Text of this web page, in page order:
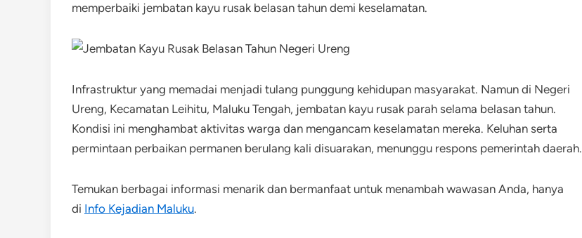
memperbaiki jembatan kayu rusak belasan tahun demi keselamatan.
Infrastruktur yang memadai menjadi tulang punggung kehidupan masyarakat. Namun di Negeri
Ureng, Kecamatan Leihitu, Maluku Tengah, jembatan kayu rusak parah selama belasan tahun.
Kondisi ini menghambat aktivitas warga dan mengancam keselamatan mereka. Keluhan serta
permintaan perbaikan permanen berulang kali disuarakan, menunggu respons pemerintah daerah.
Temukan berbagai informasi menarik dan bermanfaat untuk menambah wawasan Anda, hanya
di Info Kejadian Maluku.